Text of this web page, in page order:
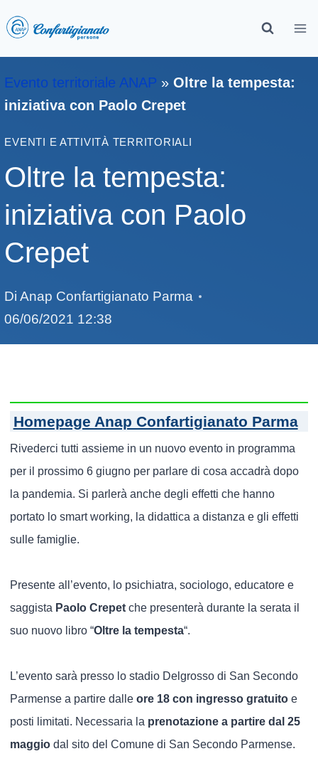
Evento territoriale ANAP »Oltre la tempesta:
iniziativa con Paolo Crepet
EVENTI E ATTIVITÀ TERRITORIALI
Oltre la tempesta:
iniziativa con Paolo
Crepet
Di Anap Confartigianato Parma
06/06/2021 12:38
Homepage Anap Confartigianato Parma
Rivederci tutti assieme in un nuovo evento in programma
per il prossimo 6 giugno per parlare di cosa accadrà dopo
la pandemia. Si parlerà anche degli effetti che hanno
portato lo smart working, la didattica a distanza e gli effetti
sulle famiglie.
Presente all’evento, lo psichiatra, sociologo, educatore e
saggista Paolo Crepet che presenterà durante la serata il
suo nuovo libro “Oltre la tempesta“.
L’evento sarà presso lo stadio Delgrosso di San Secondo
Parmense a partire dalleore 18 con ingresso gratuito e
posti limitati. Necessaria la prenotazione a partire dal 25
maggio dal sito del Comune di San Secondo Parmense.